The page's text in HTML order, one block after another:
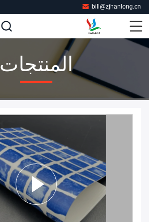
bill@zjhanlong.cn
المنتجات